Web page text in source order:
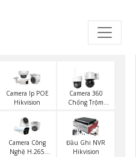
Camera Ip POE
Hikvision
Camera 360
Chống Trộm
Camera Công
Nghệ H.265
Đầu Ghi NVR
Hikvision